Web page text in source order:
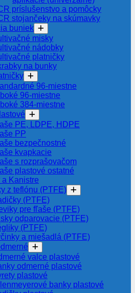
príslušenstvo a pomôcky
stojančeky na skúmavky
buniek
misky
nádobky
platničky
na bunky
96-miestne
96-miestne
384-miestne
PE, LDPE, HDPE
PP
bezpečnostné
kvapkacie
s rozprašovačom
plastové ostatné
a Kanistre
z teflónu (PTFE)
(PTFE)
pre fľaše (PTFE)
odparovacie (PTFE)
(PTFE)
a miešadlá (PTFE)
valce plastové
odmerné plastové
plastové
banky plastové